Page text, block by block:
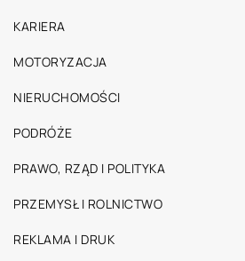
KARIERA
MOTORYZACJA
NIERUCHOMOŚCI
PODRÓŻE
PRAWO, RZĄD I POLITYKA
PRZEMYSŁ I ROLNICTWO
REKLAMA I DRUK